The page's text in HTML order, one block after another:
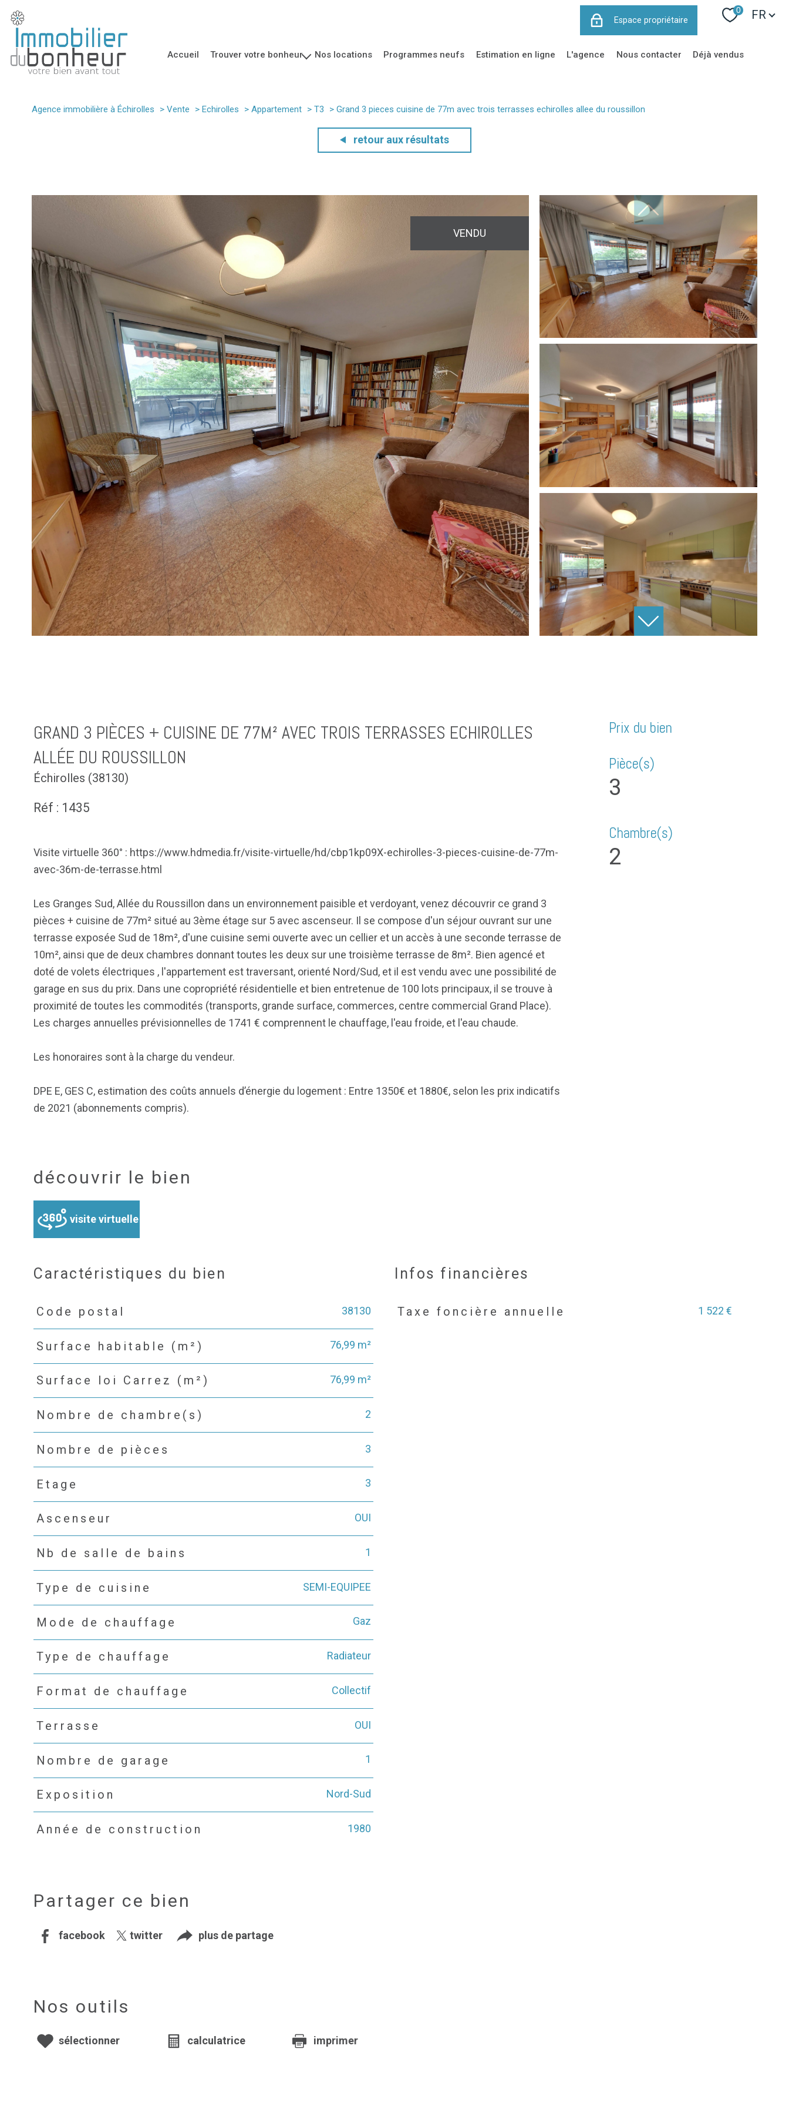
Espace propriétaire
0 Langue
FR
accueil trouver votre bonheur nos locations programmes neufs estimation en ligne l'agence nous contacter déjà vendus
Agence immobilière à Échirolles Vente Echirolles Appartement T3 grand 3 pieces cuisine de 77m avec trois terrasses echirolles allee du roussillon
retour aux résultats
VENDU
GRAND 3 PIÈCES + CUISINE DE 77M² AVEC TROIS TERRASSES ECHIROLLES
ALLÉE DU ROUSSILLON
Échirolles (38130)
Réf : 1435
Visite virtuelle 360° : https://www.hdmedia.fr/visite-virtuelle/hd/cbp1kp09X-echirolles-3-pieces-cuisine-de-77m-
avec-36m-de-terrasse.html
Les Granges Sud, Allée du Roussillon dans un environnement paisible et verdoyant, venez découvrir ce grand 3
pièces + cuisine de 77m² situé au 3ème étage sur 5 avec ascenseur. Il se compose d'un séjour ouvrant sur une
terrasse exposée Sud de 18m², d'une cuisine semi ouverte avec un cellier et un accès à une seconde terrasse de
10m², ainsi que de deux chambres donnant toutes les deux sur une troisième terrasse de 8m². Bien agencé et
doté de volets électriques , l'appartement est traversant, orienté Nord/Sud, et il est vendu avec une possibilité de
garage en sus du prix. Dans une copropriété résidentielle et bien entretenue de 100 lots principaux, il se trouve à
proximité de toutes les commodités (transports, grande surface, commerces, centre commercial Grand Place).
Les charges annuelles prévisionnelles de 1741 € comprennent le chauffage, l'eau froide, et l'eau chaude.
Les honoraires sont à la charge du vendeur.
DPE E, GES C, estimation des coûts annuels d’énergie du logement : Entre 1350€ et 1880€, selon les prix indicatifs
de 2021 (abonnements compris).
découvrir le bien
visite virtuelle
Prix du bien
Pièce(s)
3
Chambre(s)
2
Caractéristiques du bien
Caractéristiques
Code postal 38130
Surface habitable (m²) 76,99 m²
Surface loi Carrez (m²) 76,99 m²
Nombre de chambre(s) 2
Nombre de pièces 3
Etage 3
Ascenseur OUI
Nb de salle de bains 1
Type de cuisine SEMI-EQUIPEE
Mode de chauffage Gaz
Type de chauffage Radiateur
Format de chauffage Collectif
Terrasse OUI
Nombre de garage 1
Exposition Nord-Sud
Année de construction 1980
Infos financières
Caractéristiques Valeurs
Taxe foncière annuelle 1 522 €
Partager ce bien
facebook twitter plus de partage
Nos outils
sélectionner calculatrice imprimer